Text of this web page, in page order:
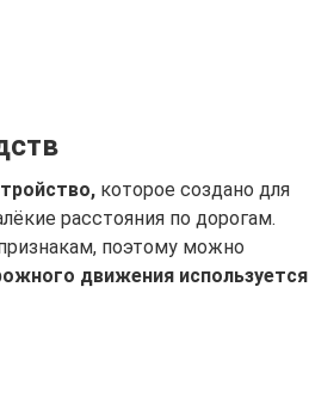
которое создано для
расстояния по дорогам.
поэтому можно
движения используется